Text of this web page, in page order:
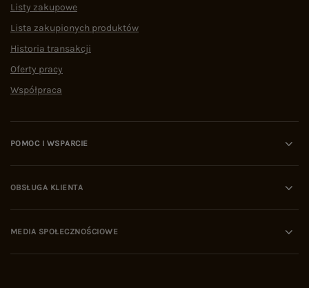
Listy zakupowe
Lista zakupionych produktów
Historia transakcji
Oferty pracy
Współpraca
POMOC I WSPARCIE
OBSŁUGA KLIENTA
MEDIA SPOŁECZNOŚCIOWE